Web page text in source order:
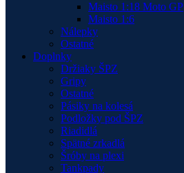
Maisto 1:18 Moto GP
Maisto 1:6
Nálepky
Ostatné
Doplnky
Držiaky ŠPZ
Gripy
Ostatné
Pásiky na kolesá
Podložky pod ŠPZ
Riadidlá
Spätné zrkadlá
Šróby na plexi
Tankpady